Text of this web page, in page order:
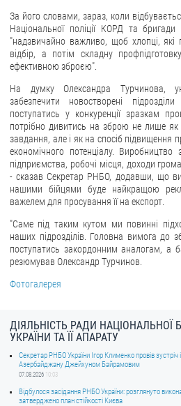
Фотогалерея
Відеогалерея
ЗВЕРНЕННЯ ГРОМАДЯН
Звернення громадян
Електронне звернення
ДОСТУП ДО ПУБЛІЧНОЇ ІНФОРМАЦІЇ
Організація доступу до публічної інформації
Запит на отримання публічної інформації
Облік публічної інформації
Питання запобігання корупції
Публічні закупівлі
Внутрішній аудит
ДЕРЖАВНИЙ РЕЄСТР САНКЦІЙ
За його словами, зараз, коли
Національної поліції КОРД та бригади
"надзвичайно важливо, щоб хлопці, які
відбір, а потім складну
ефективною зброєю".
На думку Олександра Турчинова,
забезпечити новостворені
поступатись у конкуренції зразкам
потрібно дивитись на зброю не лише як
завдання, але і як на спосіб підвищення
економічного потенціалу.
підприємства, робочі місця, доходи
- сказав Секретар РНБО, додавши, що
нашими бійцями буде найкращою
важелем для просування її на експорт.
"Саме під таким кутом ми повинні
наших підрозділів. Головна вимога до
поступатись закордонним аналогам, а
резюмував Олександр Турчинов.
Фотогалерея
ДІЯЛЬНІСТЬ РАДИ НАЦІОНАЛЬНОЇ
УКРАЇНИ ТА ЇЇ АПАРАТУ
Секретар РНБО України Ігор Клименко провів зустріч
Азербайджану Джейхуном Байрамовим
07.08.2026 10:03
Відбулося засідання РНБО України: розглянуто
затверджено план стійкості Києва